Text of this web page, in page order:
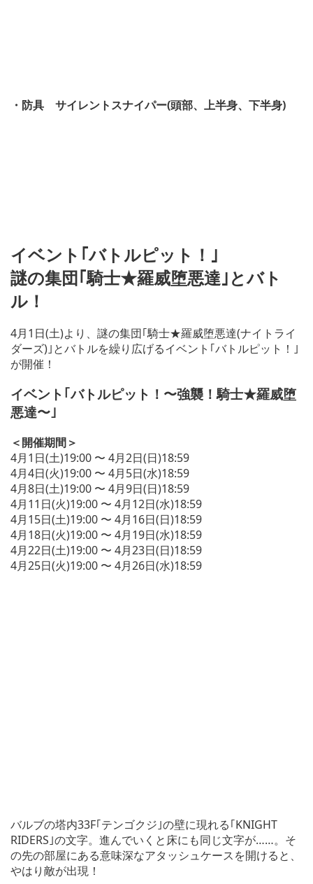
・防具 サイレントスナイパー(頭部、上半身、下半身)
イベント｢バトルピット！｣
謎の集団｢騎士★羅威堕悪達｣とバト
ル！
4月1日(土)より、謎の集団｢騎士★羅威堕悪達(ナイトライ
ダーズ)｣とバトルを繰り広げるイベント｢バトルピット！｣
が開催！
イベント｢バトルピット！〜強襲！騎士★羅威堕
悪達〜｣
＜開催期間＞
4月1日(土)19:00 〜 4月2日(日)18:59
4月4日(火)19:00 〜 4月5日(水)18:59
4月8日(土)19:00 〜 4月9日(日)18:59
4月11日(火)19:00 〜 4月12日(水)18:59
4月15日(土)19:00 〜 4月16日(日)18:59
4月18日(火)19:00 〜 4月19日(水)18:59
4月22日(土)19:00 〜 4月23日(日)18:59
4月25日(火)19:00 〜 4月26日(水)18:59
バルブの塔内33F｢テンゴクジ｣の壁に現れる｢KNIGHT
RIDERS｣の文字。進んでいくと床にも同じ文字が……。そ
の先の部屋にある意味深なアタッシュケースを開けると、
やはり敵が出現！